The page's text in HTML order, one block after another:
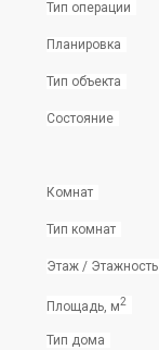
Тип операции
Планировка
Тип объекта
Состояние
Комнат
Тип комнат
Этаж / Этажность
Площадь, м2
Тип дома